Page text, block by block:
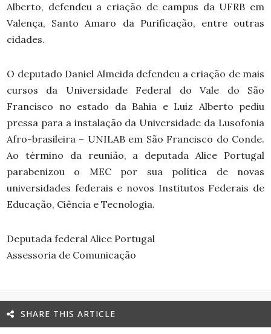
Alberto, defendeu a criação de campus da UFRB em
Valença, Santo Amaro da Purificação, entre outras
cidades.
O deputado Daniel Almeida defendeu a criação de mais
cursos da Universidade Federal do Vale do São
Francisco no estado da Bahia e Luiz Alberto pediu
pressa para a instalação da Universidade da Lusofonia
Afro-brasileira – UNILAB em São Francisco do Conde.
Ao término da reunião, a deputada Alice Portugal
parabenizou o MEC por sua política de novas
universidades federais e novos Institutos Federais de
Educação, Ciência e Tecnologia.
Deputada federal Alice Portugal
Assessoria de Comunicação
SHARE THIS ARTICLE